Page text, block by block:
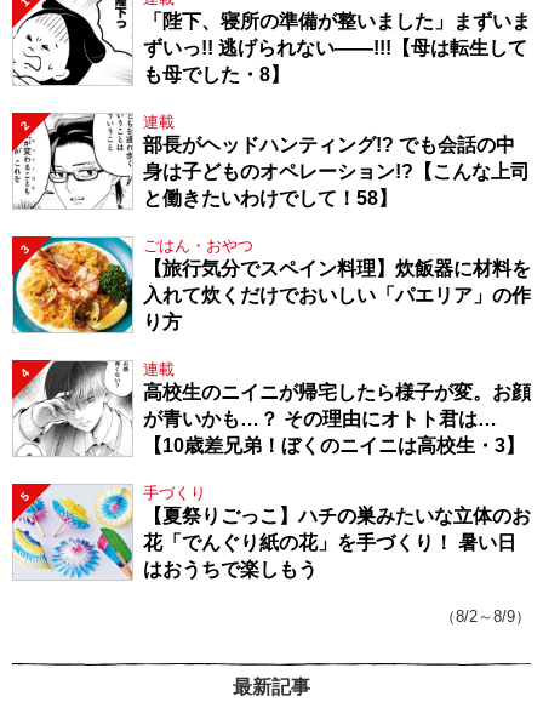
「陛下、寝所の準備が整いました」まずいま
ずいっ!! 逃げられない――!!!【母は転生して
も母でした・8】
2 連載
部長がヘッドハンティング!? でも会話の中
身は子どものオペレーション!?【こんな上司
と働きたいわけでして！58】
3 ごはん・おやつ
【旅行気分でスペイン料理】炊飯器に材料を
入れて炊くだけでおいしい「パエリア」の作
り方
4 連載
高校生のニイニが帰宅したら様子が変。お顔
が青いかも…？ その理由にオトト君は…
【10歳差兄弟！ぼくのニイニは高校生・3】
5 手づくり
【夏祭りごっこ】ハチの巣みたいな立体のお
花「でんぐり紙の花」を手づくり！ 暑い日
はおうちで楽しもう
（8/2～8/9）
最新記事